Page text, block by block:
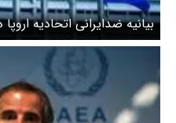
بیانیه ضدایرانی اتحادیه